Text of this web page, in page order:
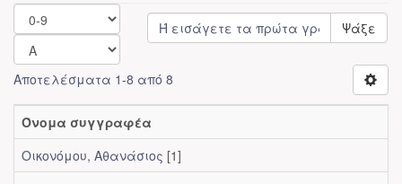
Ψάξε
Αποτελέσματα 1-8 από 8
Όνομα συγγραφέα
Οικονόμου, Αθανάσιος [1]